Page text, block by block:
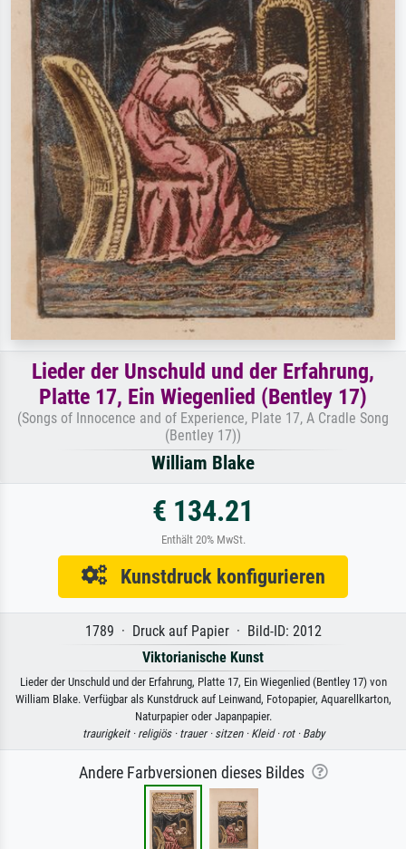
Lieder der Unschuld und der Erfahrung,
Platte 17, Ein Wiegenlied (Bentley 17)
(Songs of Innocence and of Experience, Plate 17, A Cradle Song
(Bentley 17))
William Blake
€ 134.21
Enthält 20% MwSt.
Kunstdruck konfigurieren
1789 · Druck auf Papier · Bild-ID: 2012
Viktorianische Kunst
Lieder der Unschuld und der Erfahrung, Platte 17, Ein Wiegenlied (Bentley 17) von
William Blake. Verfügbar als Kunstdruck auf Leinwand, Fotopapier, Aquarellkarton,
Naturpapier oder Japanpapier.
traurigkeit · religiös · trauer · sitzen · Kleid · rot · Baby
Andere Farbversionen dieses Bildes